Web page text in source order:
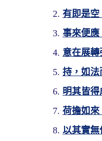
有即是空
事來便應
意在展
持，如法
明其皆
荷擔如來
以其實無